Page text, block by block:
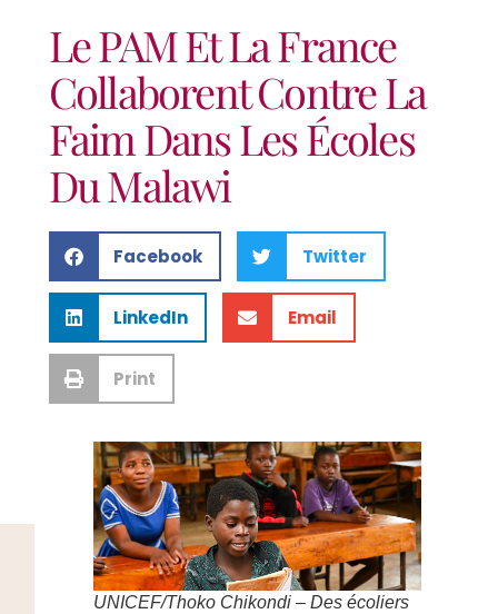
Le PAM Et La France
Collaborent Contre La
Faim Dans Les Écoles
Du Malawi
Facebook Twitter
LinkedIn Email
Print
UNICEF/Thoko Chikondi – Des écoliers